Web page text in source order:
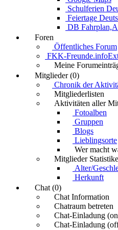
Schulferien
Feiertage
DB
Foren
Öffentliches Forum
FKK-Freunde.info
Meine
Mitglieder (0)
Chronik der
Mitgliederlisten
Aktivitäten aller
Fotoalben
Gruppen
Blogs
Lieblingsorte
Wer macht
Mitglieder
Alter/
Herkunft
Chat (0)
Chat Information
Chatraum betreten
Chat-Einladung
Chat-Einladung